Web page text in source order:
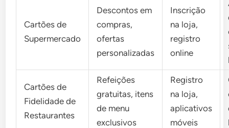
Cartões de
Supermercado
Descontos em
compras,
ofertas
personalizadas
Inscrição
na loja,
registro
online
Cartões de
Fidelidade de
Restaurantes
Refeições
gratuitas, itens
de menu
exclusivos
Registro
na loja,
aplicativos
móveis